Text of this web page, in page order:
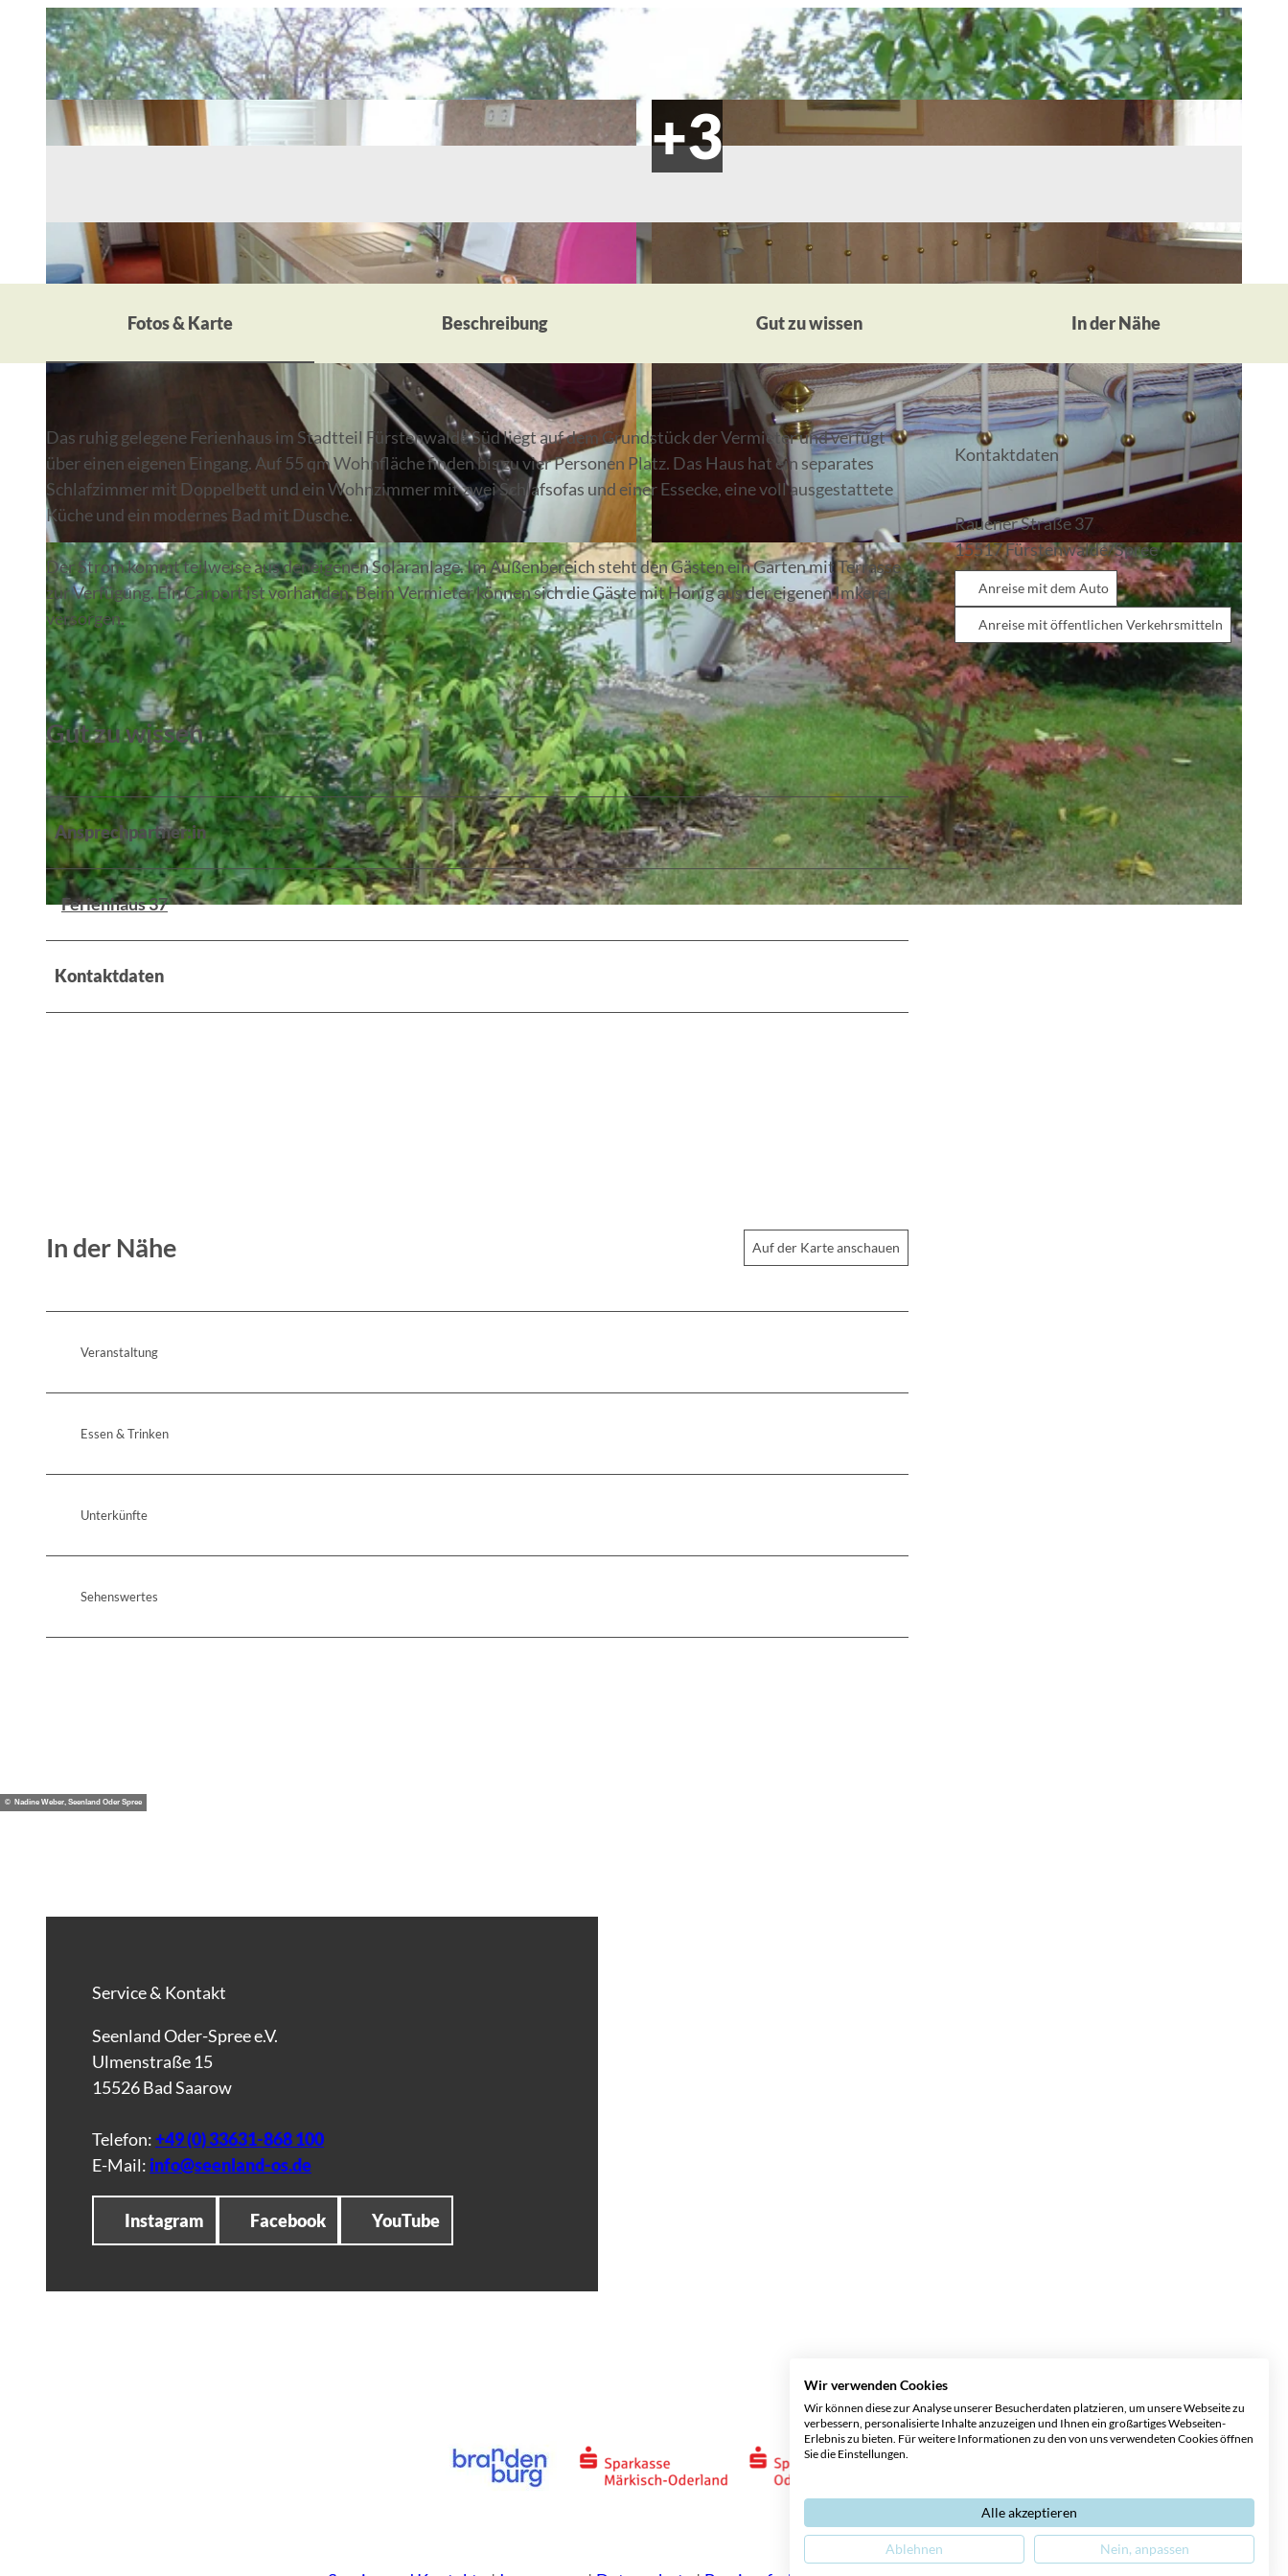
© Antje Oegel, Lizenz: Fürstenwalder Tourismusverein e.V.
© Antje Oegel, Lizenz: Fürstenwalder Tourismusverein e.V. © Antje Oegel, Lizenz: Fürstenwalder Tourismusverein e.V.
Fotos & Karte Beschreibung Gut zu wissen In der Nähe
Das ruhig gelegene Ferienhaus im Stadtteil Fürstenwalde Süd liegt auf dem Grundstück der Vermieter und verfügt
über einen eigenen Eingang. Auf 55 qm Wohnfläche finden bis zu vier Personen Platz. Das Haus hat ein separates
Schlafzimmer mit Doppelbett und ein Wohnzimmer mit zwei Schlafsofas und einer Essecke, eine voll ausgestattete
Küche und ein modernes Bad mit Dusche.
Der Strom kommt teilweise aus der eigenen Solaranlage. Im Außenbereich steht den Gästen ein Garten mit Terrasse
zur Verfügung. Ein Carport ist vorhanden. Beim Vermieter können sich die Gäste mit Honig aus der eigenen Imkerei
versorgen.
Gut zu wissen
Ansprechpartner:in
Ferienhaus 37
Kontaktdaten
In der Nähe Auf der Karte anschauen
Veranstaltung
Essen & Trinken
Unterkünfte
Sehenswertes
Kontaktdaten
Rauener Straße 37
15517Fürstenwalde/Spree
Anreise mit dem Auto
Anreise mit öffentlichen Verkehrsmitteln
© Nadine Weber, Seenland Oder Spree
Service & Kontakt
Seenland Oder-Spree e.V.
Ulmenstraße 15
15526 Bad Saarow
Telefon:+49 (0) 33631-868 100
E-Mail: info@seenland-os.de
Instagram Facebook YouTube
Wir verwenden Cookies
Wir können diese zur Analyse unserer Besucherdaten platzieren, um unsere Webseite zu
verbessern, personalisierte Inhalte anzuzeigen und Ihnen ein großartiges Webseiten-
Erlebnis zu bieten. Für weitere Informationen zu den von uns verwendeten Cookies öffnen
Sie die Einstellungen.
Alle akzeptieren
Ablehnen Nein, anpassen